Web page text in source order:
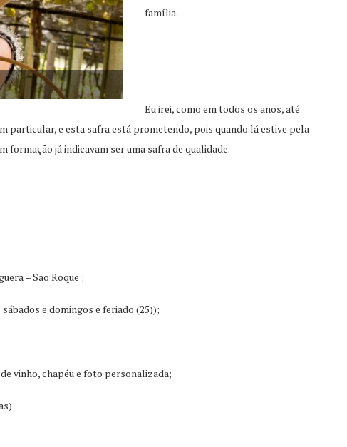
família.
Eu irei, como em todos os anos, até
particular, e esta safra está prometendo, pois quando lá estive pela
formação já indicavam ser uma safra de qualidade.
– São Roque ;
e domingos e feriado (25));
vinho, chapéu e foto personalizada;